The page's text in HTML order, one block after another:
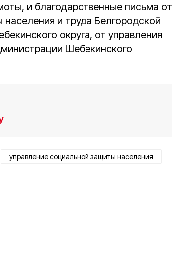
и благодарственные письма от
и труда Белгородской
округа, от управления
Шебекинского
управление социальной защиты населения